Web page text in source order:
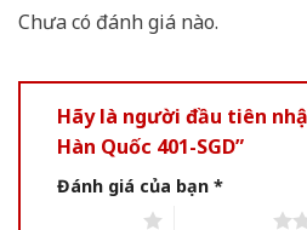
Chưa có đánh giá nào.
Hãy là người đầu tiên
Hàn Quốc 401-SGD”
Đánh giá của bạn *